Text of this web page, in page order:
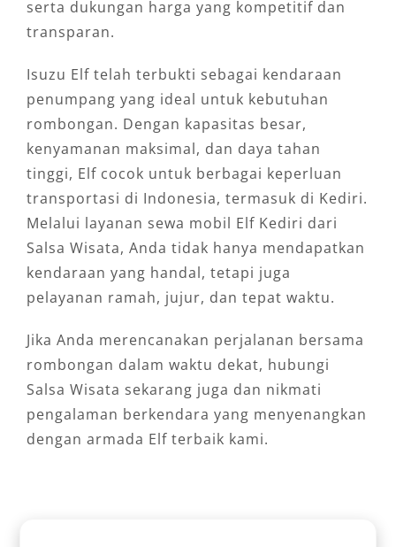
serta dukungan harga yang kompetitif dan
transparan.
Isuzu Elf telah terbukti sebagai kendaraan
penumpang yang ideal untuk kebutuhan
rombongan. Dengan kapasitas besar,
kenyamanan maksimal, dan daya tahan
tinggi, Elf cocok untuk berbagai keperluan
transportasi di Indonesia, termasuk di Kediri.
Melalui layanan sewa mobil Elf Kediri dari
Salsa Wisata, Anda tidak hanya mendapatkan
kendaraan yang handal, tetapi juga
pelayanan ramah, jujur, dan tepat waktu.
Jika Anda merencanakan perjalanan bersama
rombongan dalam waktu dekat, hubungi
Salsa Wisata sekarang juga dan nikmati
pengalaman berkendara yang menyenangkan
dengan armada Elf terbaik kami.